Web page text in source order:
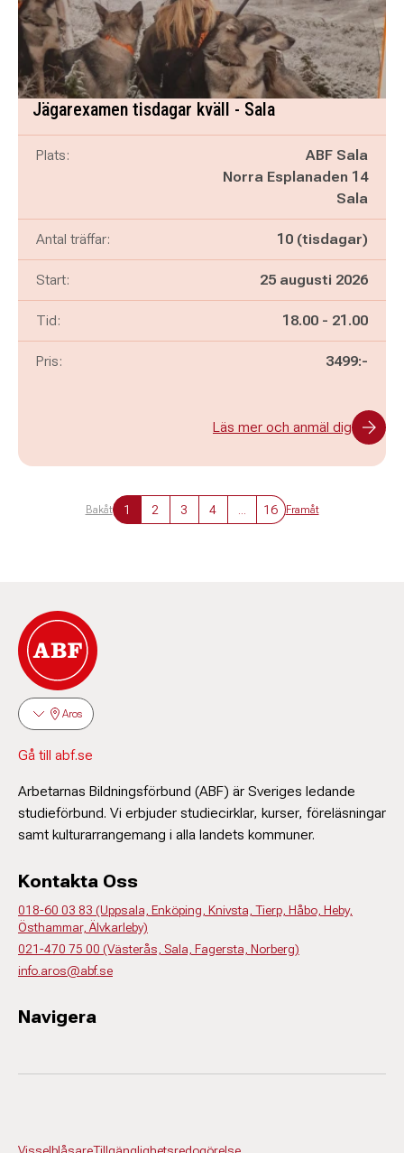
Jägarexamen tisdagar kväll - Sala
Plats:
ABF Sala
Norra Esplanaden 14
Sala
Antal träffar: 10 (tisdagar)
Start: 25 augusti 2026
Tid: Pågår mellan
18.00 - och
21.00
Pris: 3499:-
Läs mer och anmäl dig
Bakåt 1 2 3 4 16 Framåt
Aros
Gå till abf.se
Arbetarnas Bildningsförbund (ABF) är Sveriges ledande
studieförbund. Vi erbjuder studiecirklar, kurser, föreläsningar
samt kulturarrangemang i alla landets kommuner.
Kontakta Oss
018-60 03 83 (Uppsala, Enköping, Knivsta, Tierp, Håbo, Heby,
Östhammar, Älvkarleby)
021-470 75 00 (Västerås, Sala, Fagersta, Norberg)
info.aros@abf.se
Navigera